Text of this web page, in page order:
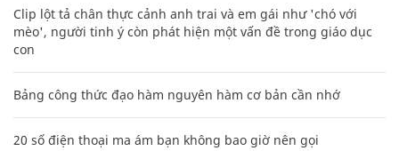
Clip lột tả chân thực cảnh anh trai và em gái như 'chó với
mèo', người tinh ý còn phát hiện một vấn đề trong giáo dục
con
Bảng công thức đạo hàm nguyên hàm cơ bản cần nhớ
20 số điện thoại ma ám bạn không bao giờ nên gọi